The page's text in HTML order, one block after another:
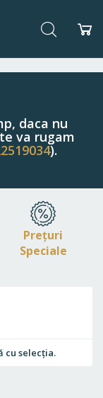
Căutare
daca nu
va rugam
).
Prețuri
Speciale
cu selecția.